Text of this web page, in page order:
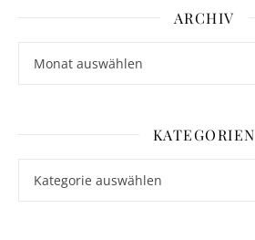
ARCHIV
KATEGORIEN